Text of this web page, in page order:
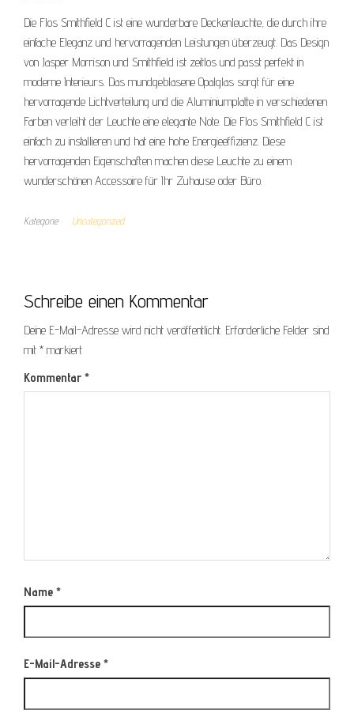
Die Flos Smithfield C ist eine wunderbare Deckenleuchte, die durch ihre
einfache Eleganz und hervorragenden Leistungen überzeugt. Das Design
von Jasper Morrison und Smithfield ist zeitlos und passt perfekt in
moderne Interieurs. Das mundgeblasene Opalglas sorgt für eine
hervorragende Lichtverteilung und die Aluminiumplatte in verschiedenen
Farben verleiht der Leuchte eine elegante Note. Die Flos Smithfield C ist
einfach zu installieren und hat eine hohe Energieeffizienz. Diese
hervorragenden Eigenschaften machen diese Leuchte zu einem
wunderschönen Accessoire für Ihr Zuhause oder Büro.
Kategorie Uncategorized
Schreibe einen Kommentar
Deine E-Mail-Adresse wird nicht veröffentlicht. Erforderliche Felder sind
mit * markiert
Kommentar *
Name *
E-Mail-Adresse *